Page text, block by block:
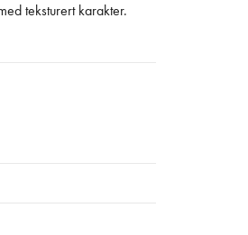
teksturert karakter.